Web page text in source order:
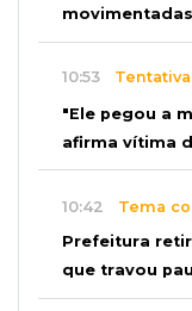
10:53
"Ele pegou a
afirma vítima
10:42 Tema
Prefeitura
que travou